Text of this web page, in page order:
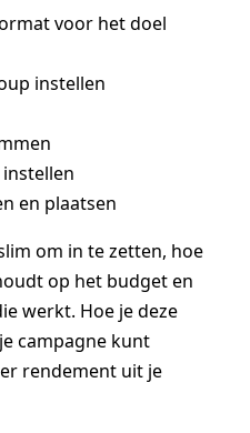
voor het doel
instellen
en plaatsen
om in te zetten, hoe
op het budget en
werkt. Hoe je deze
campagne kunt
rendement uit je